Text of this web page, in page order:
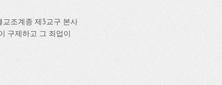
교조계종 제3교구 본사
구제하고 그 죄업이